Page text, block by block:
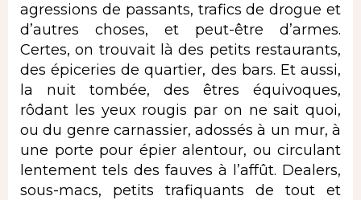
agressions de passants, trafics de drogue et
d’autres choses, et peut-être d’armes.
Certes, on trouvait là des petits restaurants,
des épiceries de quartier, des bars. Et aussi,
la nuit tombée, des êtres équivoques,
rôdant les yeux rougis par on ne sait quoi,
ou du genre carnassier, adossés à un mur, à
une porte pour épier alentour, ou circulant
lentement tels des fauves à l’affût. Dealers,
sous-macs, petits trafiquants de tout et